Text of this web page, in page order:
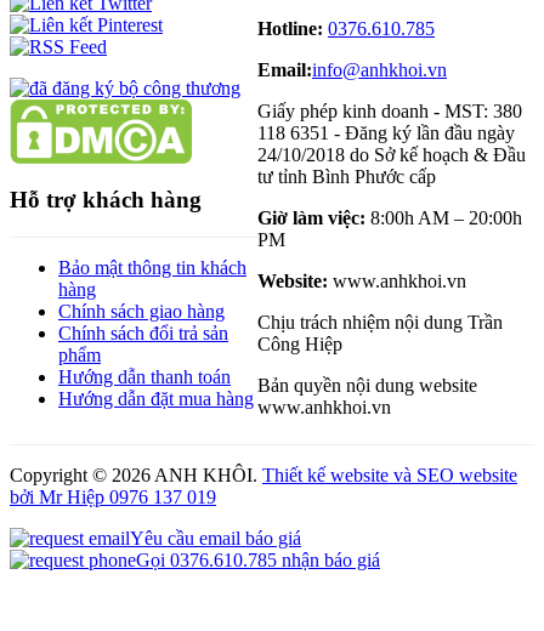
Hỗ trợ khách hàng
Bảo mật thông tin khách
hàng
Chính sách giao hàng
Chính sách đổi trả sản
phẩm
Hướng dẫn thanh toán
Hướng dẫn đặt mua hàng
Hotline: 0376.610.785
Email:info@anhkhoi.vn
Giấy phép kinh doanh - MST: 380
118 6351 - Đăng ký lần đầu ngày
24/10/2018 do Sở kế hoạch & Đầu
tư tỉnh Bình Phước cấp
Giờ làm việc: 8:00h AM – 20:00h
PM
Website: www.anhkhoi.vn
Chịu trách nhiệm nội dung Trần
Công Hiệp
Bản quyền nội dung website
www.anhkhoi.vn
Copyright © 2026 ANH KHÔI. Thiết kế website và SEO website
bởi Mr Hiệp 0976 137 019
Yêu cầu email báo giá
Gọi 0376.610.785 nhận báo giá